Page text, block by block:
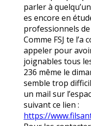
parler à
es encore en
professionnels
Comme FSJ te l’a
appeler pour
joignables tous
236 même le
semble trop
un mail sur
suivant ce lien :
https://